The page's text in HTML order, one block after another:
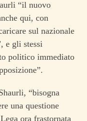
“il nuovo
qui, con
sul nazionale
e gli stessi
politico immediato
“bisogna
una questione
ora frastornata